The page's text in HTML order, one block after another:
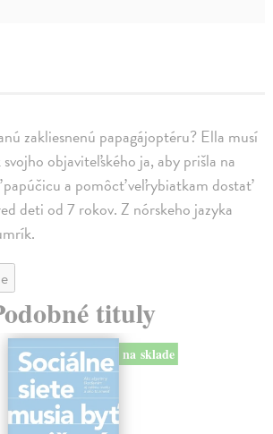
zakliesnenú papagájoptéru? Ella musí
objaviteľského ja, aby prišla na
papúčicu a pomôcť veľrybiatkam dostať
deti od 7 rokov. Z nórskeho jazyka
tituly
na sklade